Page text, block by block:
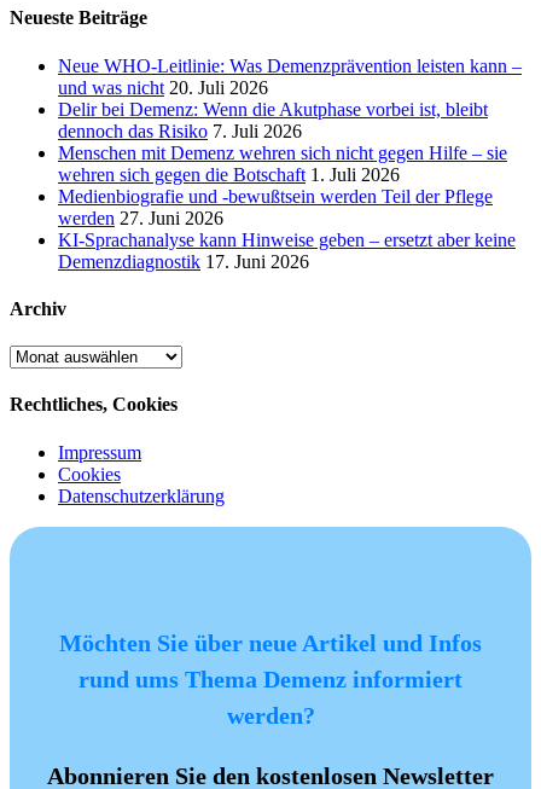
Neueste Beiträge
Neue WHO-Leitlinie: Was Demenzprävention leisten kann –
und was nicht 20. Juli 2026
Delir bei Demenz: Wenn die Akutphase vorbei ist, bleibt
dennoch das Risiko 7. Juli 2026
Menschen mit Demenz wehren sich nicht gegen Hilfe – sie
wehren sich gegen die Botschaft 1. Juli 2026
Medienbiografie und -bewußtsein werden Teil der Pflege
werden 27. Juni 2026
KI-Sprachanalyse kann Hinweise geben – ersetzt aber keine
Demenzdiagnostik 17. Juni 2026
Archiv
Archiv
Rechtliches, Cookies
Impressum
Cookies
Datenschutzerklärung
Möchten Sie über neue Artikel und Infos
rund ums Thema Demenz informiert
werden?
Abonnieren Sie den kostenlosen Newsletter